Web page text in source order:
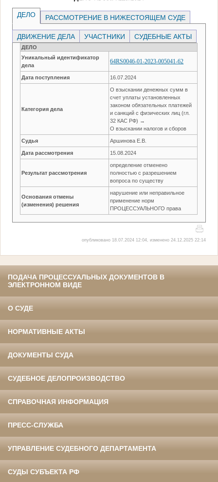
ДЕЛО РАССМОТРЕНИЕ В НИЖЕСТОЯЩЕМ СУДЕ
ДВИЖЕНИЕ ДЕЛА УЧАСТНИКИ СУДЕБНЫЕ АКТЫ
ДЕЛО
Уникальный идентификатор
дела
64RS0046-01-2023-005041-62
Дата поступления 16.07.2024
Категория дела
О взыскании денежных сумм в
счет уплаты установленных
законом обязательных платежей
и санкций с физических лиц (гл.
32 КАС РФ) →
О взыскании налогов и сборов
Судья Аршинова Е.В.
Дата рассмотрения 15.08.2024
Результат рассмотрения
определение отменено
полностью с разрешением
вопроса по существу
Основания отмены
(изменения) решения
нарушение или неправильное
применение норм
ПРОЦЕССУАЛЬНОГО права
опубликовано 18.07.2024 12:04, изменено 24.12.2025 22:14
ПОДАЧА ПРОЦЕССУАЛЬНЫХ ДОКУМЕНТОВ В
ЭЛЕКТРОННОМ ВИДЕ
О СУДЕ
НОРМАТИВНЫЕ АКТЫ
ДОКУМЕНТЫ СУДА
СУДЕБНОЕ ДЕЛОПРОИЗВОДСТВО
СПРАВОЧНАЯ ИНФОРМАЦИЯ
ПРЕСС-СЛУЖБА
УПРАВЛЕНИЕ СУДЕБНОГО ДЕПАРТАМЕНТА
СУДЫ СУБЪЕКТА РФ